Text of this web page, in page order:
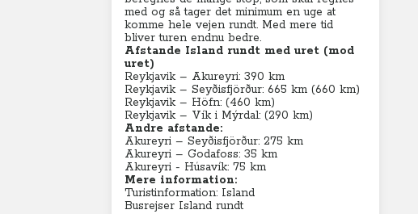
med og så tager det minimum en uge at
komme hele vejen rundt. Med mere tid
bliver turen endnu bedre.
Afstande Island rundt med uret (mod
uret)
Reykjavik – Akureyri: 390 km
Reykjavik – Seyðisfjörður: 665 km (660 km)
Reykjavik – Höfn: (460 km)
Reykjavik – Vík i Mýrdal: (290 km)
Andre afstande:
Akureyri – Seyðisfjörður: 275 km
Akureyri – Godafoss: 35 km
Akureyri - Húsavík: 75 km
Mere information:
Turistinformation: Island
Busrejser Island rundt